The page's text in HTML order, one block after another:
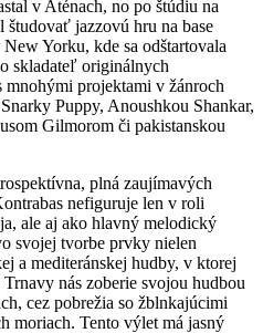
v Aténach, no po štúdiu na
jazzovú hru na base
Yorku, kde sa odštartovala
skladateľ originálnych
mnohými projektami v žánroch
Puppy, Anoushkou Shankar,
Gilmorom či pakistanskou
plná zaujímavých
nefiguruje len v roli
ale aj ako hlavný melodický
svojej tvorbe prvky nielen
a mediteránskej hudby, v ktorej
nás zoberie svojou hudbou
cez pobrežia so žblnkajúcimi
moriach. Tento výlet má jasný